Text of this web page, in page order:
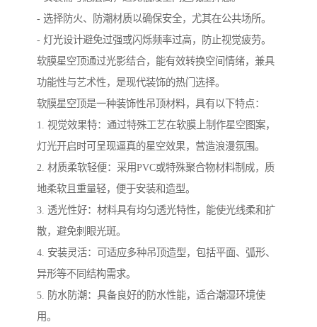
- 选择防火、防潮材质以确保安全，尤其在公共场所。
- 灯光设计避免过强或闪烁频率过高，防止视觉疲劳。
软膜星空顶通过光影结合，能有效转换空间情绪，兼具
功能性与艺术性，是现代装饰的热门选择。
软膜星空顶是一种装饰性吊顶材料，具有以下特点：
1. 视觉效果特：通过特殊工艺在软膜上制作星空图案，
灯光开启时可呈现逼真的星空效果，营造浪漫氛围。
2. 材质柔软轻便：采用PVC或特殊聚合物材料制成，质
地柔软且重量轻，便于安装和造型。
3. 透光性好：材料具有均匀透光特性，能使光线柔和扩
散，避免刺眼光斑。
4. 安装灵活：可适应多种吊顶造型，包括平面、弧形、
异形等不同结构需求。
5. 防水防潮：具备良好的防水性能，适合潮湿环境使
用。